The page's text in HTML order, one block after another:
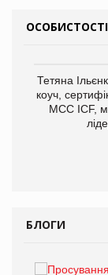
ОСОБИСТОСТІ
Тетяна
коуч,
МСС ICF,
БЛОГИ